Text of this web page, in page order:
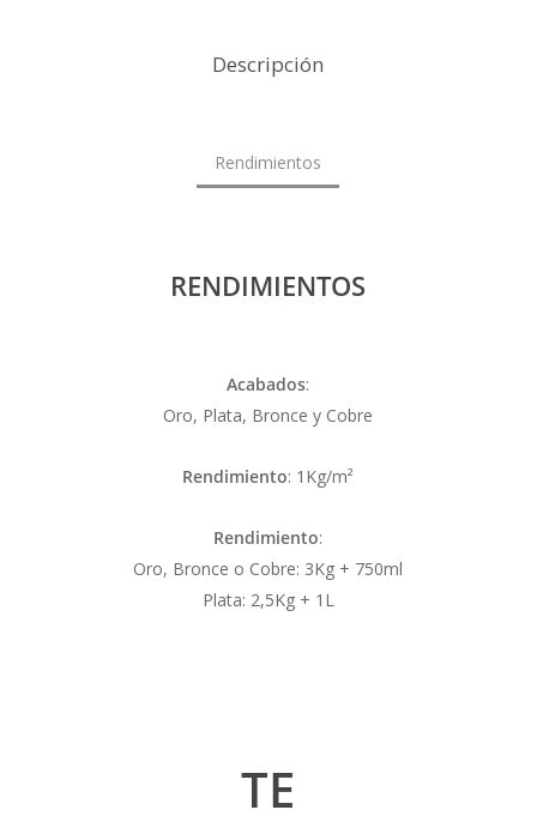
Descripción
Rendimientos
RENDIMIENTOS
Acabados:
Oro, Plata, Bronce y Cobre
Rendimiento: 1Kg/m²
Rendimiento:
Oro, Bronce o Cobre: 3Kg + 750ml
Plata: 2,5Kg + 1L
TE